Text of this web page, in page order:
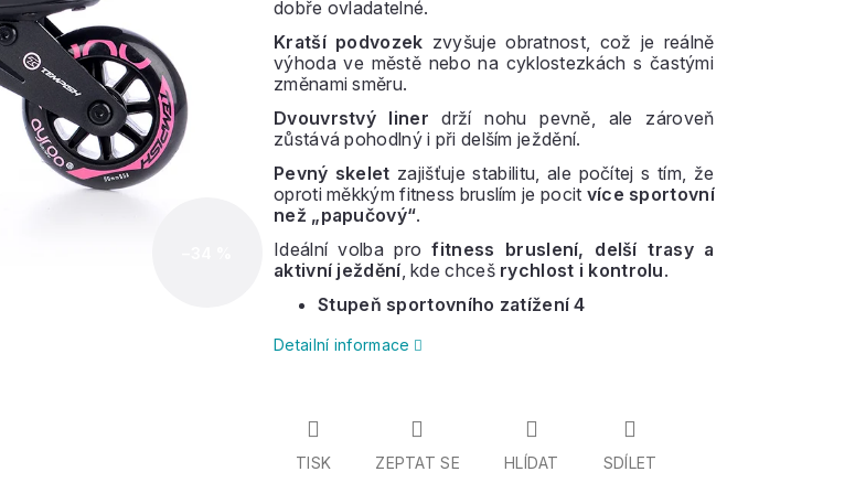
dobře ovladatelné.
Kratší podvozek zvyšuje obratnost, což je reálně
výhoda ve městě nebo na cyklostezkách s častými
změnami směru.
Dvouvrstvý liner drží nohu pevně, ale zároveň
zůstává pohodlný i při delším ježdění.
Pevný skelet zajišťuje stabilitu, ale počítej s tím, že
oproti měkkým fitness bruslím je pocit více sportovní
než „papučový“.
Ideální volba profitness bruslení, delší trasy a
aktivní ježdění, kde chceš rychlost i kontrolu.
Stupeň sportovního zatížení 4
Detailní informace
TISK ZEPTAT SE HLÍDAT SDÍLET